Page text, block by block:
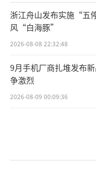
浙江舟山发布实施“五
风“白海豚”
2026-08-08 22:32:48
9月手机厂商扎堆发布
争激烈
2026-08-09 00:09:36